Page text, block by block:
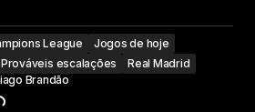
League
Jogos de hoje
Prováveis escalações
Real Madrid
Brandão